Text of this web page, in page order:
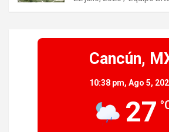
Cancún,
10:38 pm, Ago 5,
27